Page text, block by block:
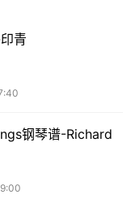
青
钢琴谱-Richard